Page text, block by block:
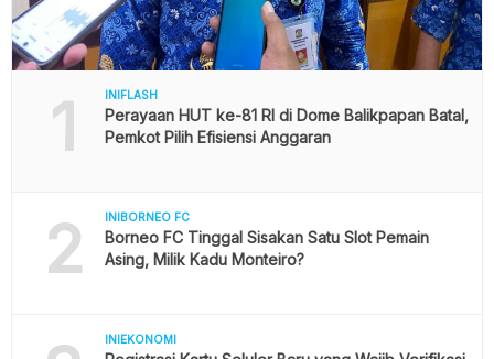
1 INIFLASH
Perayaan HUT ke-81 RI di Dome Balikpapan Batal,
Pemkot Pilih Efisiensi Anggaran
2 INIBORNEO FC
Borneo FC Tinggal Sisakan Satu Slot Pemain
Asing, Milik Kadu Monteiro?
INIEKONOMI